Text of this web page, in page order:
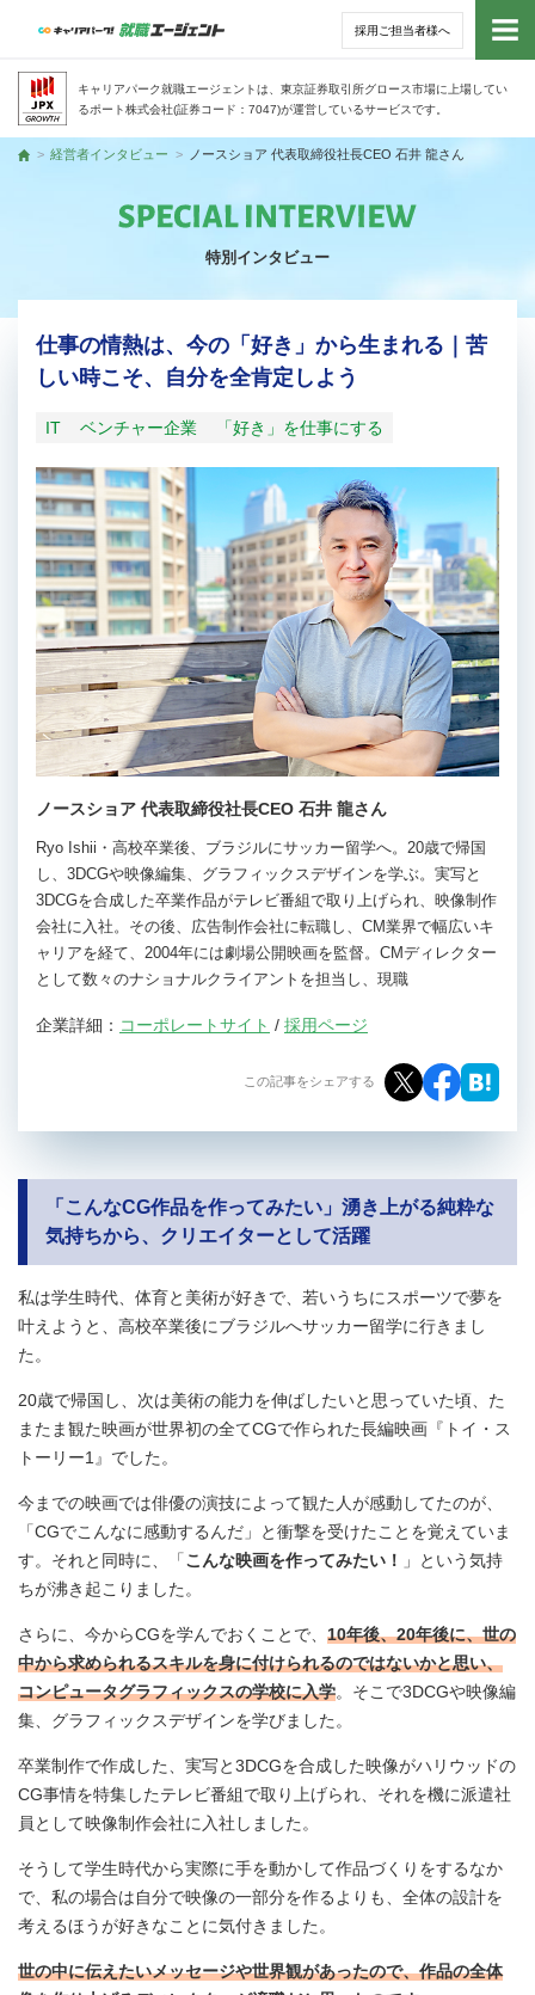
採用ご担当者様へ
キャリアパーク就職エージェントは、東京証券取引所グロース市場に上場してい
るポート株式会社(証券コード：7047)が運営しているサービスです。
トッ
トップ
経営者インタビュー ノースショア 代表取締役社長CEO 石井 龍さん
特別インタビュー
仕事の情熱は、今の「好き」から生まれる｜苦
しい時こそ、自分を全肯定しよう
IT ベンチャー企業 「好き」を仕事にする
ノースショア 代表取締役社長CEO 石井 龍さん
Ryo Ishii・高校卒業後、ブラジルにサッカー留学へ。20歳で帰国
し、3DCGや映像編集、グラフィックスデザインを学ぶ。実写と
3DCGを合成した卒業作品がテレビ番組で取り上げられ、映像制作
会社に入社。その後、広告制作会社に転職し、CM業界で幅広いキ
ャリアを経て、2004年には劇場公開映画を監督。CMディレクター
として数々のナショナルクライアントを担当し、現職
企業詳細： コーポレートサイト / 採用ページ
この記事をシェアする
「こんなCG作品を作ってみたい」湧き上がる純粋な
気持ちから、クリエイターとして活躍
私は学生時代、体育と美術が好きで、若いうちにスポーツで夢を
叶えようと、高校卒業後にブラジルへサッカー留学に行きまし
た。
20歳で帰国し、次は美術の能力を伸ばしたいと思っていた頃、た
またま観た映画が世界初の全てCGで作られた長編映画『トイ・ス
トーリー1』でした。
今までの映画では俳優の演技によって観た人が感動してたのが、
「CGでこんなに感動するんだ」と衝撃を受けたことを覚えていま
す。それと同時に、「こんな映画を作ってみたい！
」という気持
ちが沸き起こりました。
さらに、今からCGを学んでおくことで、 10年後、20年後に、世の
中から求められるスキルを身に付けられるのではないかと思い、
コンピュータグラフィックスの学校に入学。そこで3DCGや映像編
集、グラフィックスデザインを学びました。
卒業制作で作成した、実写と3DCGを合成した映像がハリウッドの
CG事情を特集したテレビ番組で取り上げられ、それを機に派遣社
員として映像制作会社に入社しました。
そうして学生時代から実際に手を動かして作品づくりをするなか
で、私の場合は自分で映像の一部分を作るよりも、全体の設計を
考えるほうが好きなことに気付きました。
世の中に伝えたいメッセージや世界観があったので、作品の全体